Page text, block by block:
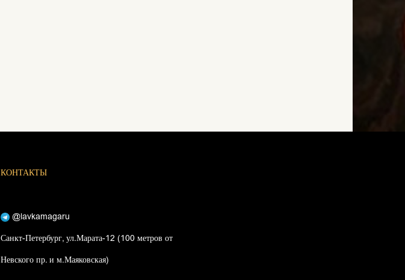
КОНТАКТЫ
@lavkamagaru
Санкт-Петербург, ул.Марата-12 (100 метров от
Невского пр. и м.Маяковская)